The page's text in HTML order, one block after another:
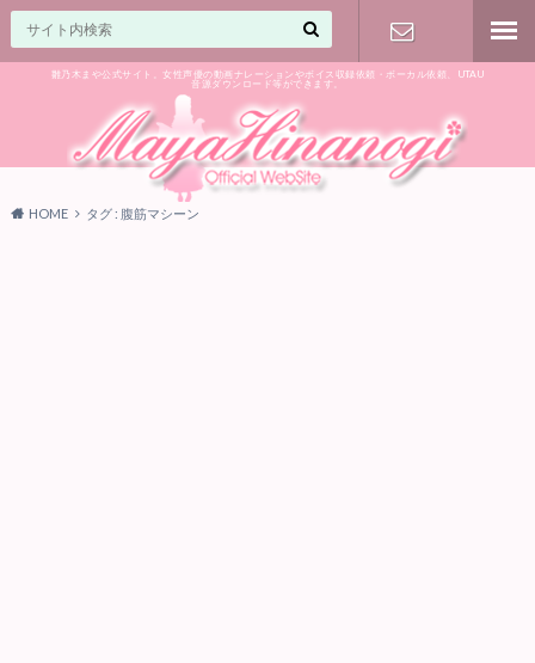
雛乃木まや公式サイト。女性声優の動画ナレーションやボイス収録依頼・ボーカル依頼、UTAU
音源ダウンロード等ができます。
気軽に♪
HOME タグ : 腹筋マシーン